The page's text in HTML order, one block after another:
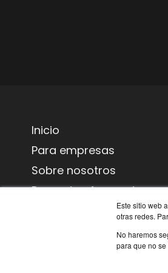
Este sitio web
otras redes.
No haremos
para que no
Inicio
Para empresas
Sobre nosotros
Preguntas frecuentes
Políticas de privacidad